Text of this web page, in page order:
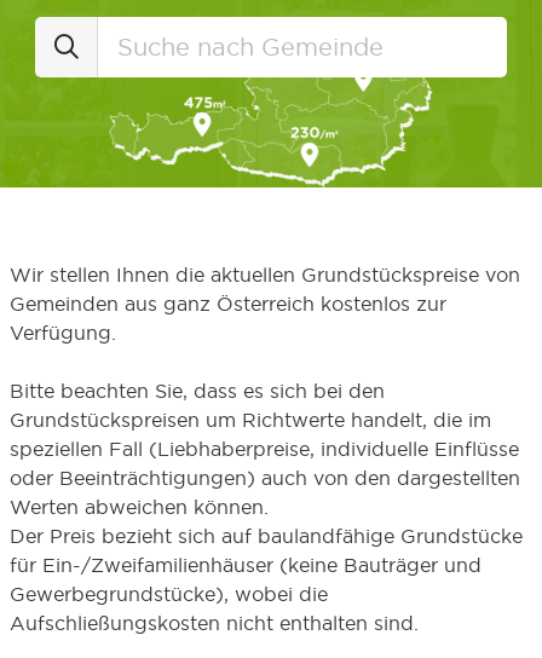
Wir stellen Ihnen die aktuellen Grundstückspreise von
Gemeinden aus ganz Österreich kostenlos zur
Verfügung.
Bitte beachten Sie, dass es sich bei den
Grundstückspreisen um Richtwerte handelt, die im
speziellen Fall (Liebhaberpreise, individuelle Einflüsse
oder Beeinträchtigungen) auch von den dargestellten
Werten abweichen können.
Der Preis bezieht sich auf baulandfähige Grundstücke
für Ein-/Zweifamilienhäuser (keine Bauträger und
Gewerbegrundstücke), wobei die
Aufschließungskosten nicht enthalten sind.